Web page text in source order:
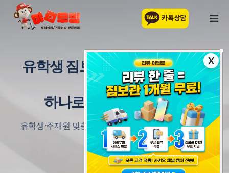
유학생 짐보관부터 소량 귀국이
사까지,
하나로 해결하는 서비스
유학생·주재원 맞춤 귀국이사 서비스 — 무료 픽업부터
통관까지 한 번에